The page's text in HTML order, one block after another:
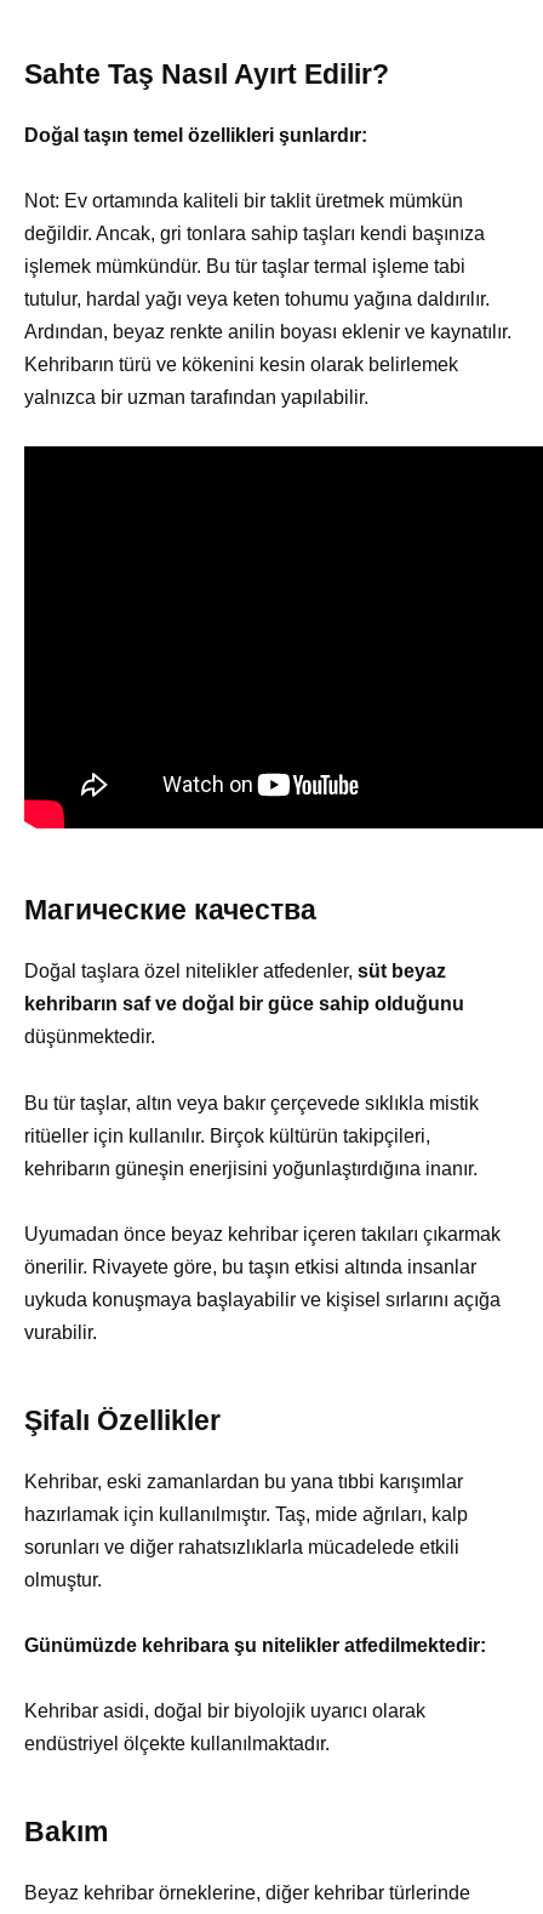
Sahte Taş Nasıl Ayırt Edilir?
Doğal taşın temel özellikleri şunlardır:
Not: Ev ortamında kaliteli bir taklit üretmek mümkün
değildir. Ancak, gri tonlara sahip taşları kendi başınıza
işlemek mümkündür. Bu tür taşlar termal işleme tabi
tutulur, hardal yağı veya keten tohumu yağına daldırılır.
Ardından, beyaz renkte anilin boyası eklenir ve kaynatılır.
Kehribarın türü ve kökenini kesin olarak belirlemek
yalnızca bir uzman tarafından yapılabilir.
Магические качества
Doğal taşlara özel nitelikler atfedenler, süt beyaz
kehribarın saf ve doğal bir güce sahip olduğunu
düşünmektedir.
Bu tür taşlar, altın veya bakır çerçevede sıklıkla mistik
ritüeller için kullanılır. Birçok kültürün takipçileri,
kehribarın güneşin enerjisini yoğunlaştırdığına inanır.
Uyumadan önce beyaz kehribar içeren takıları çıkarmak
önerilir. Rivayete göre, bu taşın etkisi altında insanlar
uykuda konuşmaya başlayabilir ve kişisel sırlarını açığa
vurabilir.
Şifalı Özellikler
Kehribar, eski zamanlardan bu yana tıbbi karışımlar
hazırlamak için kullanılmıştır. Taş, mide ağrıları, kalp
sorunları ve diğer rahatsızlıklarla mücadelede etkili
olmuştur.
Günümüzde kehribara şu nitelikler atfedilmektedir:
Kehribar asidi, doğal bir biyolojik uyarıcı olarak
endüstriyel ölçekte kullanılmaktadır.
Bakım
Beyaz kehribar örneklerine, diğer kehribar türlerinde